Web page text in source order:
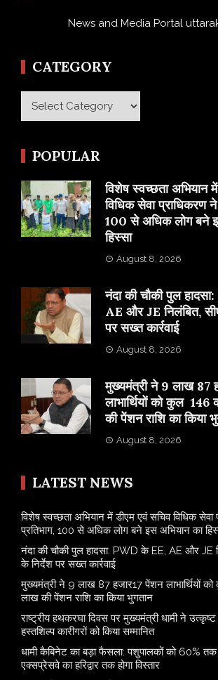
News and Media Portal
CATEGORY
Category
POPULAR
विशेष स्वच्छता अभियान
विधिक सेवा प्राधिकरण ने
100 से अधिक लोग बने
हिस्सा
August 8, 2026
नंदा की चौकी पुल
AE और JE निलंबित,
पर सख्त कार्रवाई
August 8, 2026
मुख्यमंत्री ने 9 लाख 87
लाभार्थियों को कुल
की पेंशन राशि का किया
August 8, 2026
LATEST NEWS
विशेष स्वच्छता अभियान में डीएम एवं सचिव विधिक सेवा
प्रतिभाग, 100 से अधिक लोग बने इस अभियान का
नंदा की चौकी पुल हादसा: PWD के EE, AE और JE
के निर्देश पर सख्त कार्रवाई
मुख्यमंत्री ने 9 लाख 87 हजार17 पेंशन लाभार्थियों
लाख की पेंशन राशि का किया भुगतान
राष्ट्रीय हथकरघा दिवस पर मुख्यमंत्री धामी ने
हस्तशिल्प कारीगरों को किया सम्मानित
​धामी कैबिनेट का बड़ा फैसला: पशुपालकों को 60% तक
एक्सप्रेसवे का हरिद्वार तक होगा विस्तार